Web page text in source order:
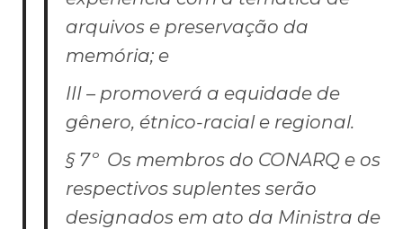
arquivos e preservação da
memória; e
III – promoverá a equidade de
gênero, étnico-racial e regional.
§ 7º Os membros do CONARQ e os
respectivos suplentes serão
designados em ato da Ministra de